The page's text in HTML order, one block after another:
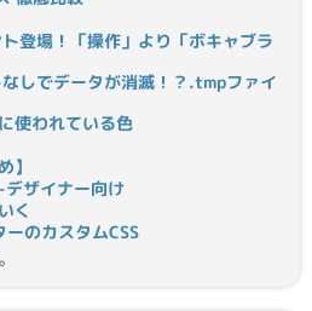
場！「操作」より「ボキャブラ
しでデータが消滅！？.tmpファイ
使われている色
】
ザイナー向け
く
のカスタムCSS